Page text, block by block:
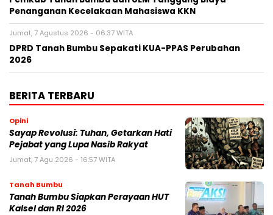
Penanganan Kecelakaan Mahasiswa KKN
Jumat, 7 Agustus 2026 - 06:37 WITA
DPRD Tanah Bumbu Sepakati KUA-PPAS Perubahan
2026
BERITA TERBARU
Opini
Sayap Revolusi: Tuhan, Getarkan Hati
Pejabat yang Lupa Nasib Rakyat
Jumat, 7 Agu 2026 - 16:57 WITA
Tanah Bumbu
Tanah Bumbu Siapkan Perayaan HUT
Kalsel dan RI 2026